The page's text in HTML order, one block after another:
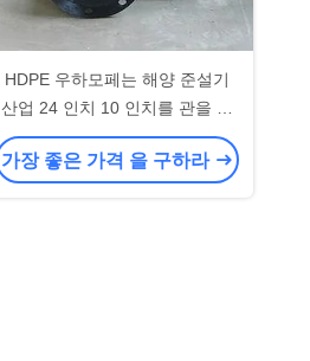
HDPE 우하모페는 해양 준설기
산업 24 인치 10 인치를 관을 달
아 늘어섰습니다
가장 좋은 가격 을 구하라